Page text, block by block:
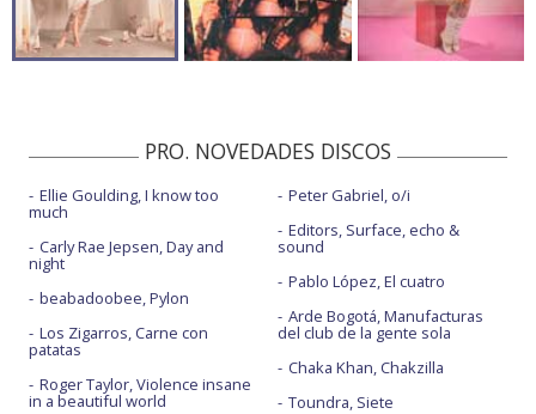
PRO. NOVEDADES DISCOS
Ellie Goulding, I know too
much
Carly Rae Jepsen, Day and
night
beabadoobee, Pylon
Los Zigarros, Carne con
patatas
Roger Taylor, Violence insane
in a beautiful world
Peter Gabriel, o/i
Editors, Surface, echo &
sound
Pablo López, El cuatro
Arde Bogotá, Manufacturas
del club de la gente sola
Chaka Khan, Chakzilla
Toundra, Siete